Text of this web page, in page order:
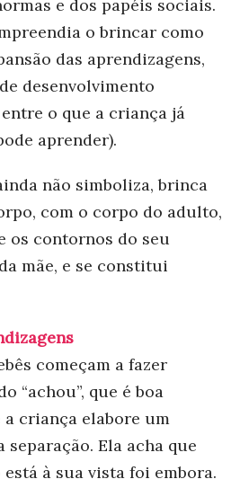
e dos papéis sociais.
o brincar como
das aprendizagens,
desenvolvimento
o que a criança já
aprender).
não simboliza, brinca
com o corpo do adulto,
os contornos do seu
mãe, e se constitui
começam a fazer
“achou”, que é boa
criança elabore um
Ela acha que
à sua vista foi embora.